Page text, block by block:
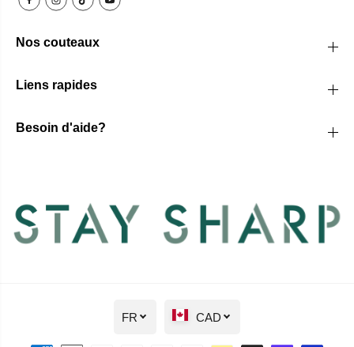
Nos couteaux
Liens rapides
Besoin d'aide?
FR CAD